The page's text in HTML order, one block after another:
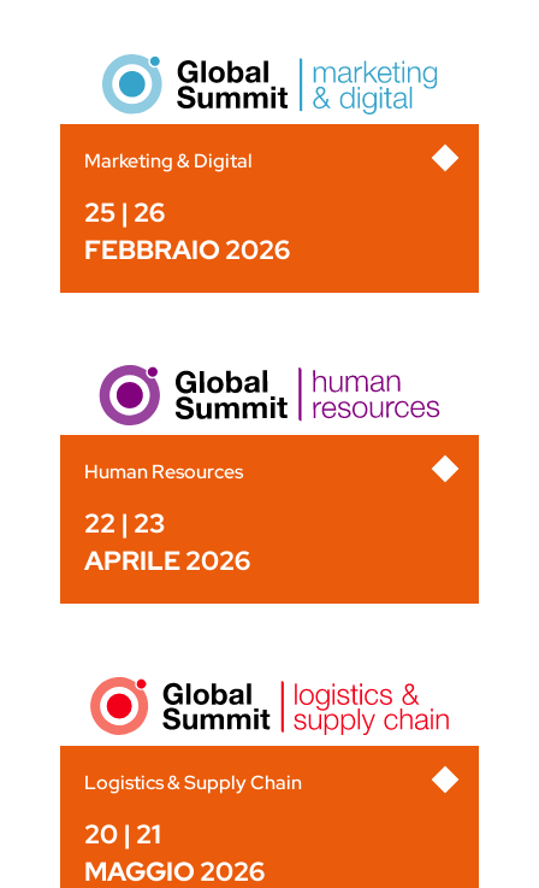
Marketing & Digital
25 | 26
FEBBRAIO 2026
Human Resources
22 | 23
APRILE 2026
Logistics & Supply Chain
20 | 21
MAGGIO 2026